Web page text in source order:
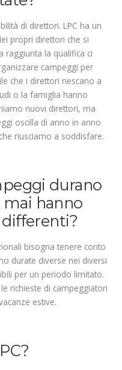
di direttori. LPC ha un
propri direttori che si
raggiunta la qualifica ci
campeggi per
che i direttori riescano a
o la famiglia hanno
nuovi direttori, ma
oscilla di anno in anno
riusciamo a soddisfare.
durano
hanno
differenti?
bisogna tenere conto
durate diverse nei diversi
per un periodo limitato.
richieste di campeggiatori
estive.